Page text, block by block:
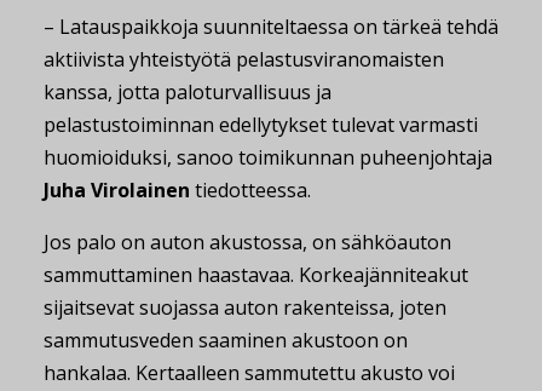
– Latauspaikkoja suunniteltaessa on tärkeä tehdä
aktiivista yhteistyötä pelastusviranomaisten
kanssa, jotta paloturvallisuus ja
pelastustoiminnan edellytykset tulevat varmasti
huomioiduksi, sanoo toimikunnan puheenjohtaja
Juha Virolainen tiedotteessa.
Jos palo on auton akustossa, on sähköauton
sammuttaminen haastavaa. Korkeajänniteakut
sijaitsevat suojassa auton rakenteissa, joten
sammutusveden saaminen akustoon on
hankalaa. Kertaalleen sammutettu akusto voi